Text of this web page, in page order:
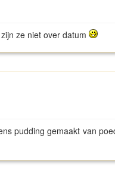
ze niet over datum
pudding gemaakt van